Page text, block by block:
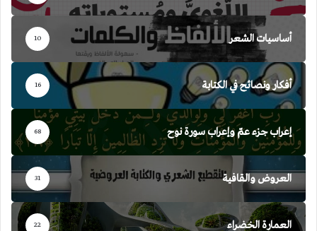
أساسيات الشعر 10
أفكار ونصائح في الكتابة 16
إعراب جزء عمّ وإعراب سورة نوح 68
العروض والقافية 31
العمارة الخضراء 22